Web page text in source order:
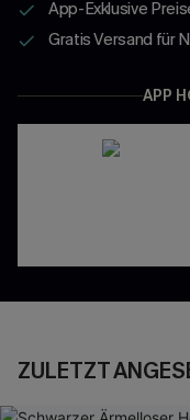
App-Exklusive
Gratis Versand für
APP
ZULETZT